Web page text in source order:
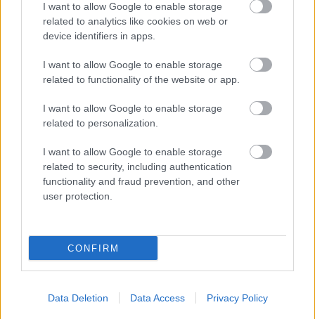
I want to allow Google to enable storage
related to analytics like cookies on web or
device identifiers in apps.
I want to allow Google to enable storage
related to functionality of the website or app.
I want to allow Google to enable storage
related to personalization.
I want to allow Google to enable storage
related to security, including authentication
functionality and fraud prevention, and other
user protection.
CONFIRM
Data Deletion Data Access Privacy Policy
Ébredjünk fel - Itt a Privát Affér új
dala
Lángoló Premier
• 2018. december 22.